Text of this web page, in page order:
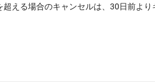
える場合のキャンセルは、30日前より